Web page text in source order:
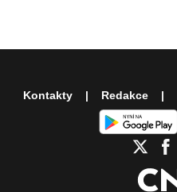
Kontakty Redakce